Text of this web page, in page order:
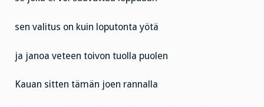
sen valitus on kuin loputonta yötä
ja janoa veteen toivon tuolla puolen
Kauan sitten tämän joen rannalla